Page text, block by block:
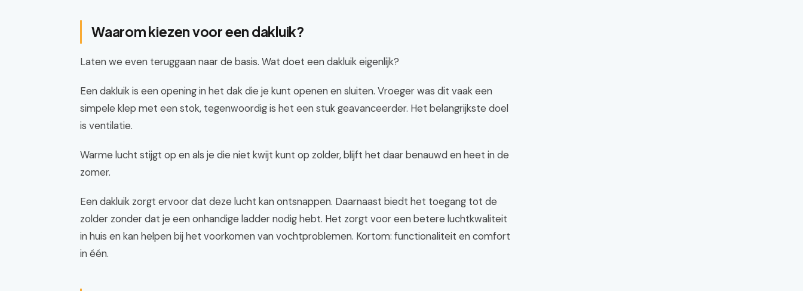
Waarom kiezen voor een dakluik?
Laten we even teruggaan naar de basis. Wat doet een dakluik eigenlijk?
Een dakluik is een opening in het dak die je kunt openen en sluiten. Vroeger was dit vaak een
simpele klep met een stok, tegenwoordig is het een stuk geavanceerder. Het belangrijkste doel
is ventilatie.
Warme lucht stijgt op en als je die niet kwijt kunt op zolder, blijft het daar benauwd en heet in de
zomer.
Een dakluik zorgt ervoor dat deze lucht kan ontsnappen. Daarnaast biedt het toegang tot de
zolder zonder dat je een onhandige ladder nodig hebt. Het zorgt voor een betere luchtkwaliteit
in huis en kan helpen bij het voorkomen van vochtproblemen. Kortom: functionaliteit en comfort
in één.